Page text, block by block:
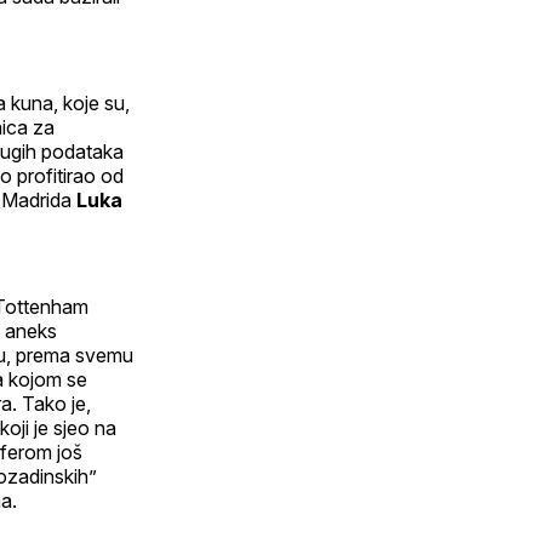
kuna, koje su,
za
podataka
profitirao od
Luka
prema svemu
kojom se
Tako je,
je sjeo na
još